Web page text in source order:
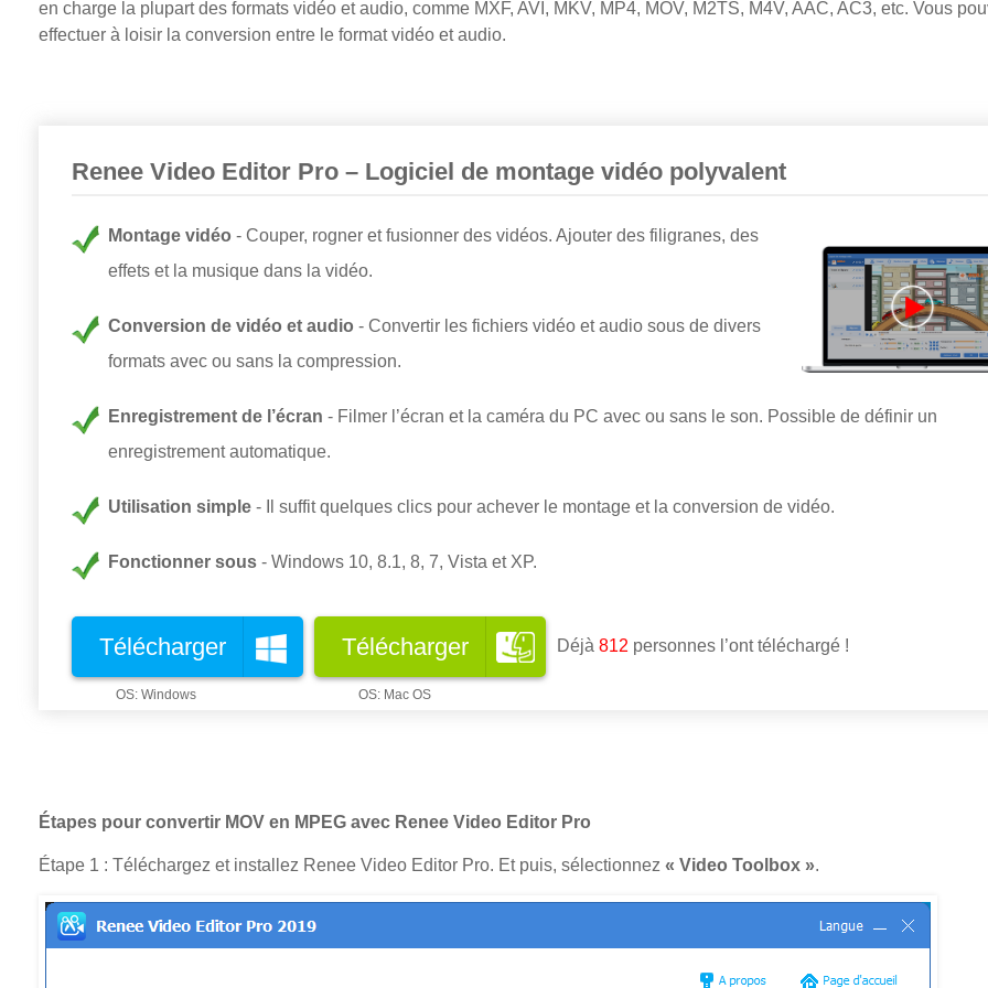
en charge la plupart des formats vidéo et audio, comme MXF, AVI, MKV, MP4, MOV, M2TS, M4V, AAC, AC3, etc. Vous
effectuer à loisir la conversion entre le format vidéo et audio.
Renee Video Editor Pro – Logiciel de montage vidéo polyvalent
Montage vidéo
Couper, rogner et fusionner des vidéos. Ajouter des filigranes, des
effets et la musique dans la vidéo.
Conversion de vidéo et audio
Convertir les fichiers vidéo et audio sous de divers
formats avec ou sans la compression.
Enregistrement de l’écran
Filmer l’écran et la caméra du PC avec ou sans le son. Possible de définir un
enregistrement automatique.
Utilisation simple Il suffit quelques clics pour achever le montage et la conversion de vidéo.
Fonctionner sous Windows 10, 8.1, 8, 7, Vista et XP.
Télécharger Télécharger Déjà 814 personnes l’ont téléchargé !
Étapes pour convertir MOV en MPEG avec Renee Video Editor Pro
Étape 1 : Téléchargez et installez Renee Video Editor Pro. Et puis, sélectionnez « Video Toolbox ».